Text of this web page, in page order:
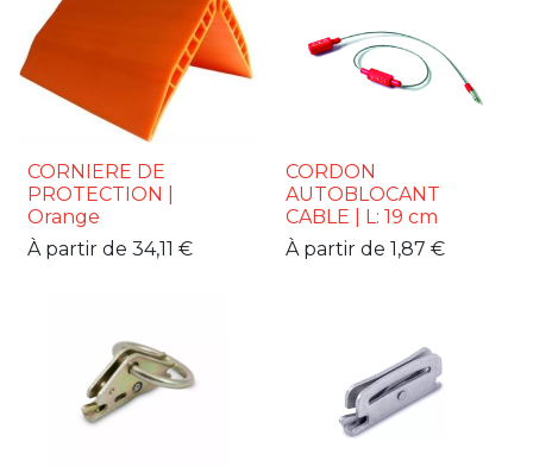
CORNIERE DE
PROTECTION |
Orange
À partir de 34,11 €
CORDON
AUTOBLOCANT
CABLE | L: 19 cm
À partir de 1,87 €